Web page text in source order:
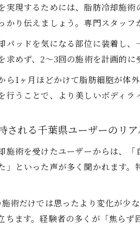
脂肪
気に
実現するためには、脂肪冷却施
かり伝えましょう。専門スタッ
パッドを気になる部位に装着し
求めず、2～3回の施術を計画的
ら1ヶ月ほどかけて脂肪細胞が体
行うことで、より美しいボディラ
される千葉県ユーザーのリ
施術を受けたユーザーからは、
」といった声が多く聞かれます
術だけでは思ったより変化が少
ちます。経験者の多くが「焦らず